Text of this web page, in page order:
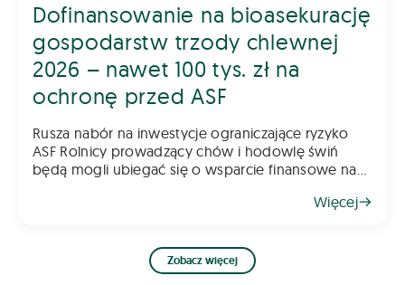
Dofinansowanie na bioasekurację
gospodarstw trzody chlewnej
2026 – nawet 100 tys. zł na
ochronę przed ASF
Rusza nabór na inwestycje ograniczające ryzyko
ASF Rolnicy prowadzący chów i hodowlę świń
będą mogli ubiegać się o wsparcie finansowe na
gospodarstwa. Pomoc ma na celu ograniczenie
Więcej
Zobacz więcej